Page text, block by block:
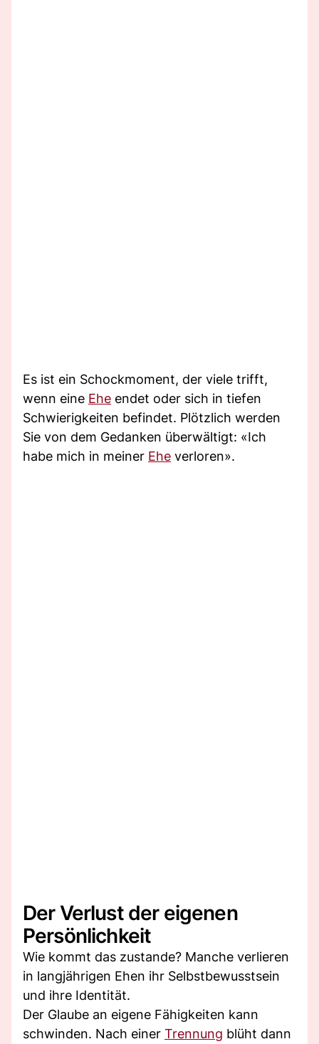
Es ist ein Schockmoment, der viele trifft,
wenn eine Ehe endet oder sich in tiefen
Schwierigkeiten befindet. Plötzlich werden
Sie von dem Gedanken überwältigt: «Ich
habe mich in meiner Ehe verloren».
Der Verlust der eigenen
Persönlichkeit
Wie kommt das zustande? Manche verlieren
in langjährigen Ehen ihr Selbstbewusstsein
und ihre Identität.
Der Glaube an eigene Fähigkeiten kann
schwinden. Nach einer Trennung blüht dann